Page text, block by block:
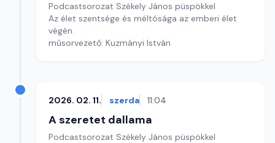
Podcastsorozat Székely János püspökkel
Az élet szentsége és méltósága az emberi élet
végén.
műsorvezető: Kuzmányi István
2026. 02. 11. szerda 11:04
A szeretet dallama
Podcastsorozat Székely János püspökkel